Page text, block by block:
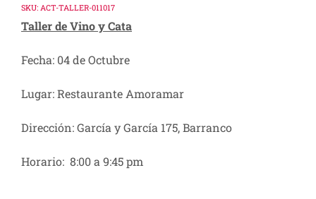
SKU: ACT-TALLER-011017
Taller de Vino y Cata
Fecha: 04 de Octubre
Lugar: Restaurante Amoramar
Dirección: García y García 175, Barranco
Horario: 8:00 a 9:45 pm